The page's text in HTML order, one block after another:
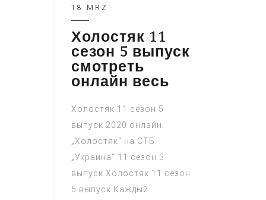
18 MRZ
Холостяк 11
сезон 5 выпуск
смотреть
онлайн весь
Холостяк 11 сезон 5
выпуск 2020 онлайн.
„Холостяк“ на СТБ
„Украина“ 11 сезон 3
выпуск Холостяк 11 сезон
5 выпуск Каждый